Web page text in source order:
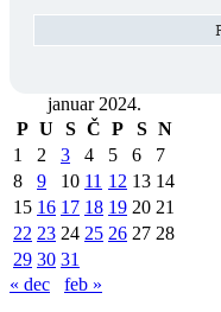
januar 2024.
P U S Č P S N
1
2 3 4 5 6
7
8
9 10 11 12 13 14
15 16 17 18 19 20 21
22 23 24 25 26 27 28
29 30 31
« dec
feb »